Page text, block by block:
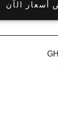
الآن